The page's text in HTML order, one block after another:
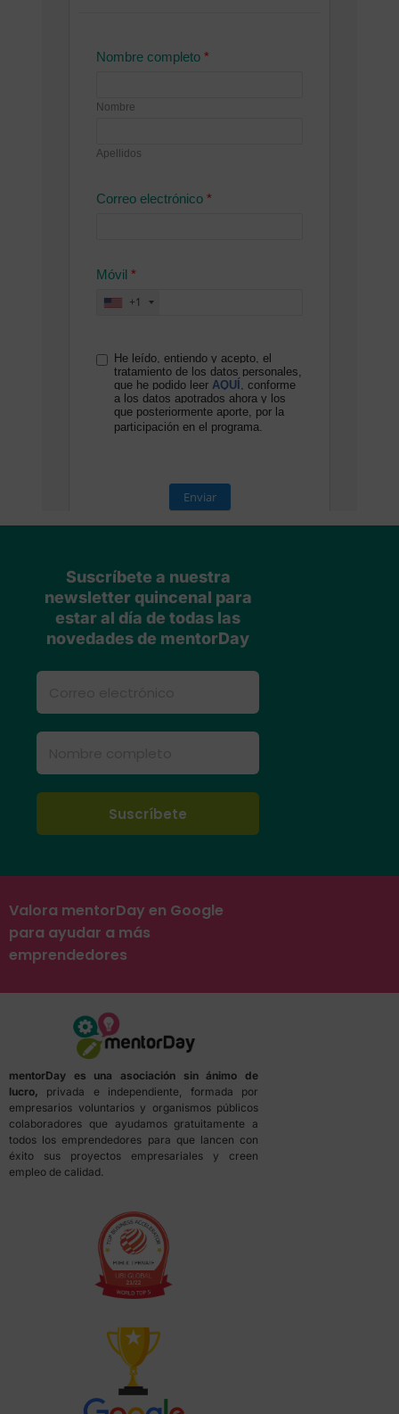
Suscríbete a nuestra
newsletter quincenal para
estar al día de todas las
novedades de mentorDay
Valora mentorDay en Google
para ayudar a más
emprendedores
mentorDay es una asociación sin ánimo de
lucro, privada e independiente, formada por
empresarios voluntarios y organismos públicos
colaboradores que ayudamos gratuitamente a
todos los emprendedores para que lancen con
éxito sus proyectos empresariales y creen
empleo de calidad.